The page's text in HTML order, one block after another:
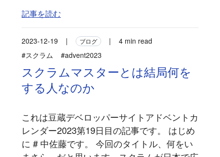
記事を読む
2023-12-19 | ブログ |
4 min read
#スクラム
#advent2023
スクラムマスターとは結局何を
する人なのか
これは豆蔵デベロッパーサイトアドベントカ
レンダー2023第19日目の記事です。 はじめ
に # 中佐藤です。 今回のタイトル、何をい